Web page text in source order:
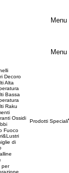
Menu
Menu
Decoro
Alta
Bassa
Raku
Ossidi
Fuoco
di
per
Prodotti Speciali